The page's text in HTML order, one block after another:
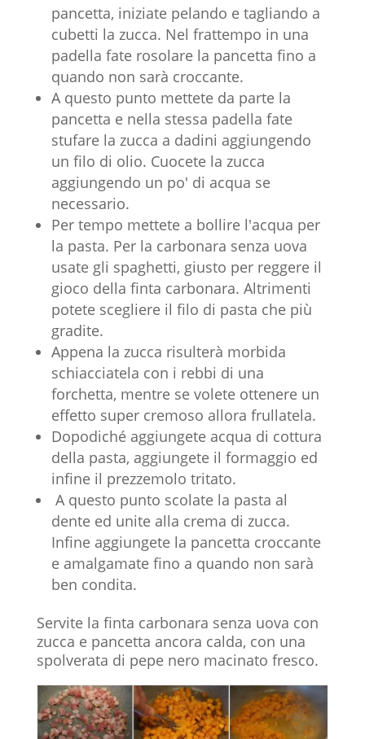
pancetta, iniziate pelando e tagliando a
cubetti la zucca. Nel frattempo in una
padella fate rosolare la pancetta fino a
quando non sarà croccante.
A questo punto mettete da parte la
pancetta e nella stessa padella fate
stufare la zucca a dadini aggiungendo
un filo di olio. Cuocete la zucca
aggiungendo un po' di acqua se
necessario.
Per tempo mettete a bollire l'acqua per
la pasta. Per la carbonara senza uova
usate gli spaghetti, giusto per reggere il
gioco della finta carbonara. Altrimenti
potete scegliere il filo di pasta che più
gradite.
Appena la zucca risulterà morbida
schiacciatela con i rebbi di una
forchetta, mentre se volete ottenere un
effetto super cremoso allora frullatela.
Dopodiché aggiungete acqua di cottura
della pasta, aggiungete il formaggio ed
infine il prezzemolo tritato.
A questo punto scolate la pasta al
dente ed unite alla crema di zucca.
Infine aggiungete la pancetta croccante
e amalgamate fino a quando non sarà
ben condita.
Servite la finta carbonara senza uova con
zucca e pancetta ancora calda, con una
spolverata di pepe nero macinato fresco.